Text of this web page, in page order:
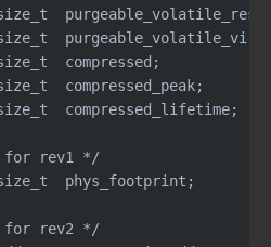
compressed;
compressed_peak;
compressed_lifetime;
for rev1 */
phys_footprint;
for rev2 */